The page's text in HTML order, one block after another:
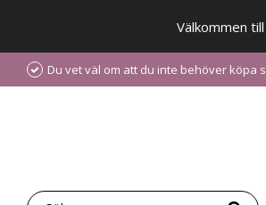
Välkommen
Du vet väl om att du inte behöver köpa